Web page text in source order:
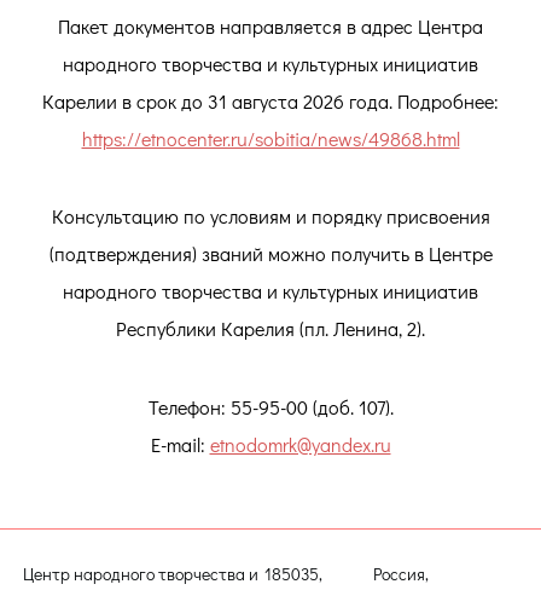
Пакет документов направляется в адрес Центра
народного творчества и культурных инициатив
Карелии в срок до 31 августа 2026 года. Подробнее:
https://etnocenter.ru/sobitia/news/49868.html
Консультацию по условиям и порядку присвоения
(подтверждения) званий можно получить в Центре
народного творчества и культурных инициатив
Республики Карелия (пл. Ленина, 2).
Телефон: 55-95-00 (доб. 107).
E-mail: etnodomrk@yandex.ru
Центр народного творчества и 185035, Россия,